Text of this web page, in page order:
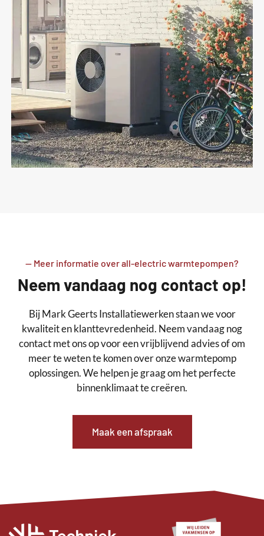
-- Meer informatie over all-electric warmtepompen?
Neem vandaag nog contact op!
Bij Mark Geerts Installatiewerken staan we voor
kwaliteit en klanttevredenheid. Neem vandaag nog
contact met ons op voor een vrijblijvend advies of om
meer te weten te komen over onze warmtepomp
oplossingen. We helpen je graag om het perfecte
binnenklimaat te creëren.
Maak een afspraak